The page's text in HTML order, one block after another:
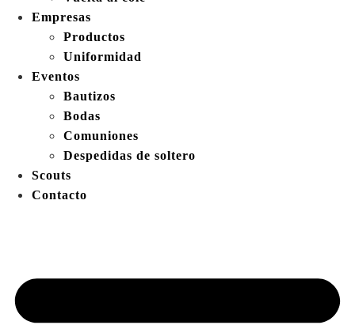
Empresas
Productos
Uniformidad
Eventos
Bautizos
Bodas
Comuniones
Despedidas de soltero
Scouts
Contacto